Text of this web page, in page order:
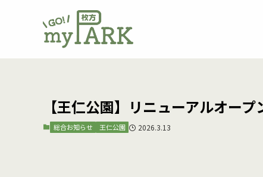
【王仁公園】リニューアルオープ
総合お知らせ 王仁公園 2026.3.13